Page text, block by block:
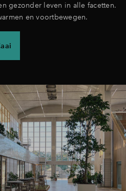
gezonder leven in alle facetten.
en voortbewegen.